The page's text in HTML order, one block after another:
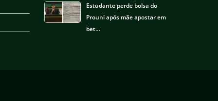
Estudante perde bolsa do
Prouni após mãe apostar em
bet…